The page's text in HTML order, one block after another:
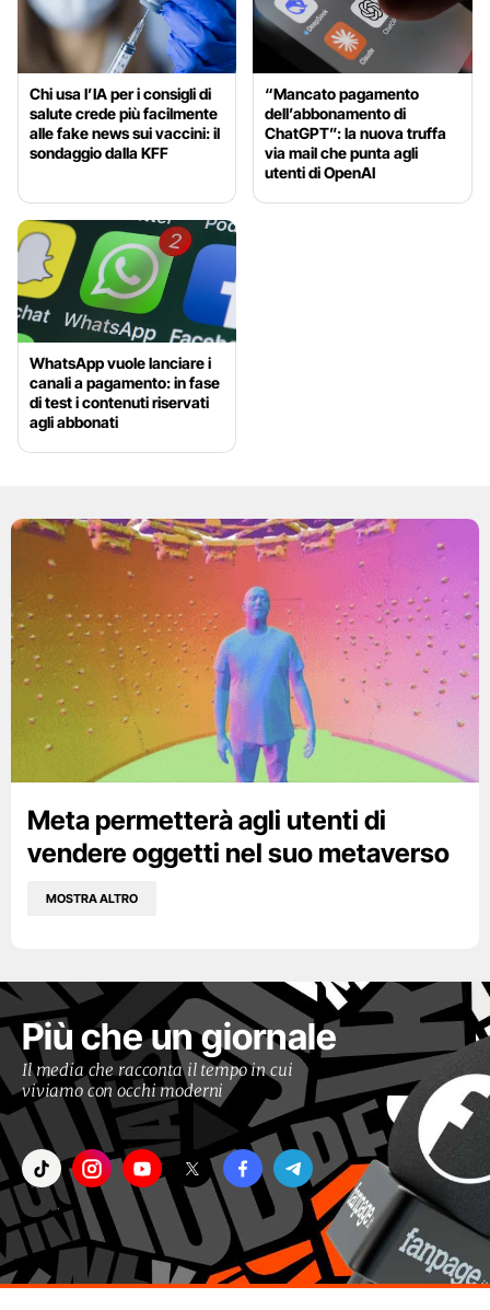
Chi usa l’IA per i consigli di
salute crede più facilmente
alle fake news sui vaccini: il
sondaggio dalla KFF
“Mancato pagamento
dell’abbonamento di
ChatGPT”: la nuova truffa
via mail che punta agli
utenti di OpenAI
WhatsApp vuole lanciare i
canali a pagamento: in fase
di test i contenuti riservati
agli abbonati
Meta permetterà agli utenti di
vendere oggetti nel suo metaverso
MOSTRA ALTRO
Più che un giornale
Il media che racconta il tempo in cui
viviamo con occhi moderni